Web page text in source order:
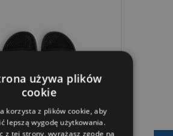
używa plików
cookie
korzysta z plików cookie, aby
lepszą wygodę użytkowania.
z tej strony, wyrażasz zgodę na